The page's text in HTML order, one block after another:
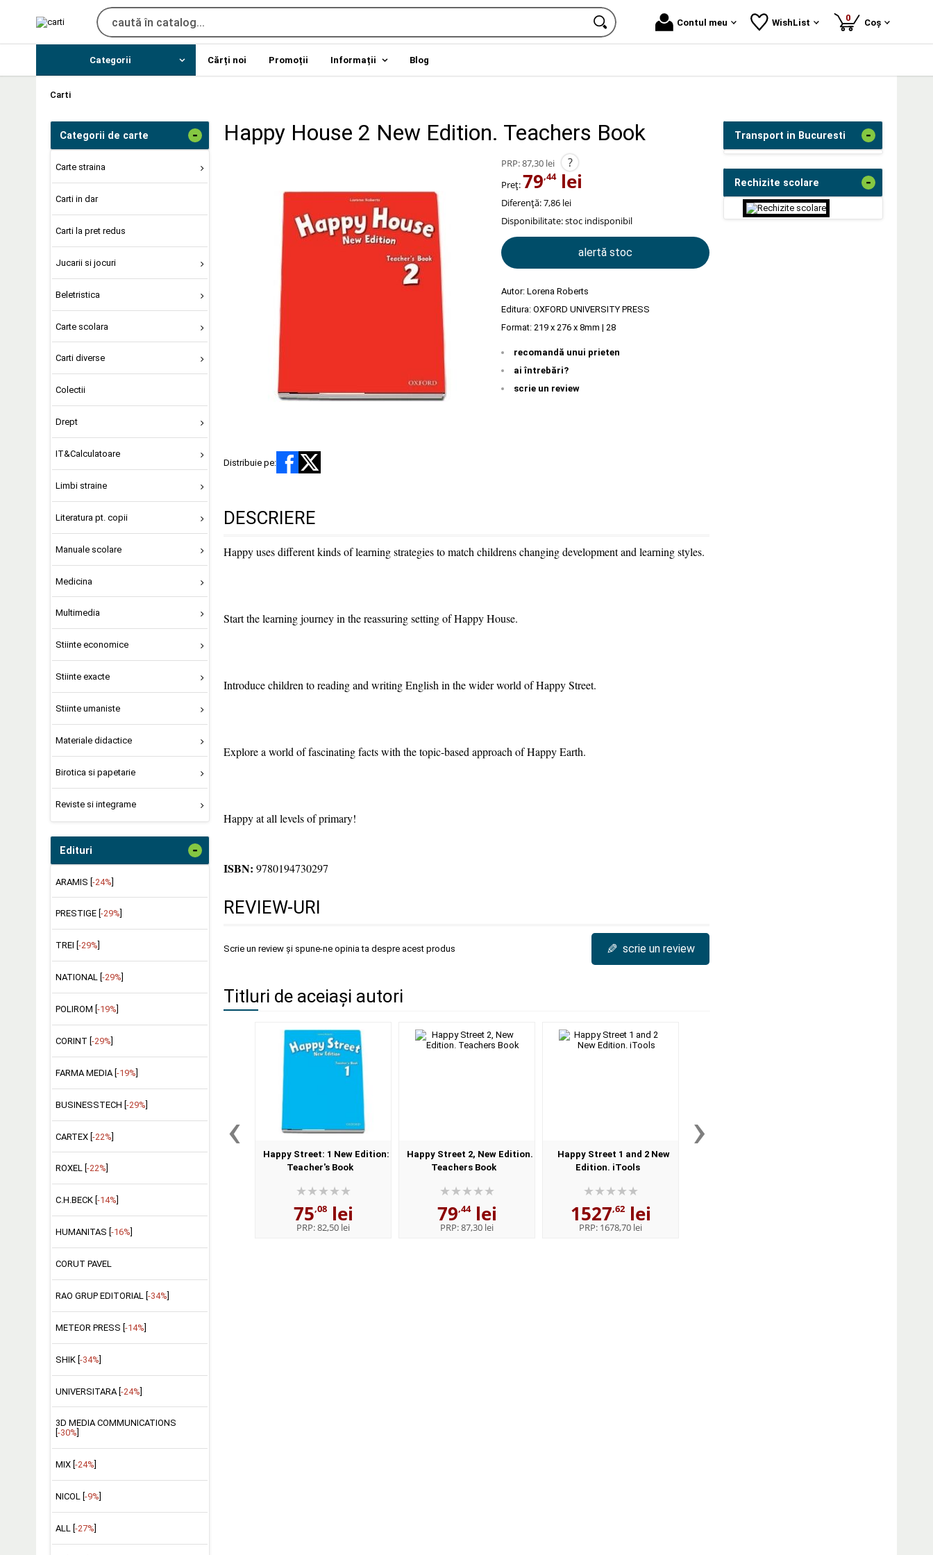
Contul meu WishList 0produse
Coș
Categorii Cărți noi Promoții Informații Blog
Carti
Categorii de carte -
Carte straina
Carti in dar
Carti la pret redus
Jucarii si jocuri
Beletristica
Carte scolara
Carti diverse
Colectii
Drept
IT&Calculatoare
Limbi straine
Literatura pt. copii
Manuale scolare
Medicina
Multimedia
Stiinte economice
Stiinte exacte
Stiinte umaniste
Materiale didactice
Birotica si papetarie
Reviste si integrame
Edituri -
ARAMIS [-24%]
PRESTIGE [ -29%
TREI [ -29%
NATIONAL [ -29%
POLIROM [ -19%
CORINT [ -29%
FARMA MEDIA [ -19%
BUSINESSTECH [-29%]
CARTEX [-22%]
ROXEL [ -22%
C.H.BECK [ -14%
HUMANITAS [ -16%
CORUT PAVEL
RAO GRUP EDITORIAL [ -34%
METEOR PRESS [ -14%
SHIK [-34%]
UNIVERSITARA [-24%]
3D MEDIA COMMUNICATIONS
-30%
MIX [ -24%
NICOL [ -9%
ALL [ -27%
Happy House 2 New Edition. Teachers Book
PRP:87,30 lei ?
Preț:79,44lei
Diferență: 7,86 lei
Disponibilitate:stoc indisponibil
alertă stoc
Autor: Lorena Roberts
Editura: OXFORD UNIVERSITY PRESS
Format: 219 x 276 x 8mm | 28
recomandă unui prieten
ai întrebări?
scrie un review
Distribuie pe:
DESCRIERE
Happy uses different kinds of learning strategies to match childrens changing development and learning styles.
Start the learning journey in the reassuring setting of Happy House.
Introduce children to reading and writing English in the wider world of Happy Street.
Explore a world of fascinating facts with the topic-based approach of Happy Earth.
Happy at all levels of primary!
ISBN: 9780194730297
REVIEW-URI
Scrie un review și spune-ne opinia ta despre acest produs ✎ scrie un review
Titluri de aceiași autori
‹
Happy Street: 1 New Edition:
Teacher's Book
75,08lei
PRP:82,50 lei
Happy Street 2, New Edition.
Teachers Book
79,44lei
PRP:87,30 lei
Happy Street 1 and 2 New
Edition. iTools
1527,62lei
PRP: 1678,70 lei
›
Transport in Bucuresti -
Rechizite scolare -